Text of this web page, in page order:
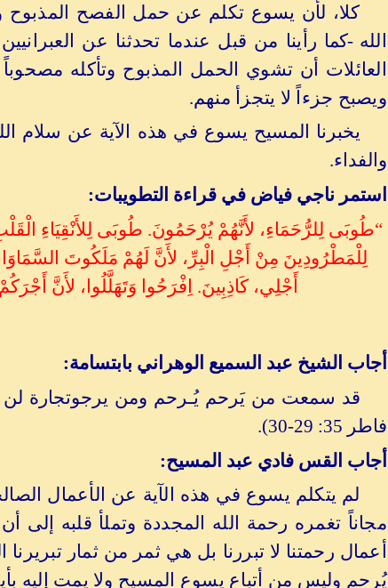
كلا، لأن يسوع تكلم عن حمل الفصح
الله -كما رأينا من قبل عندما تحدثنا عن
العائلات أن تشوي الحمل المذبوح وتأكله
ويصبح جزءاً لا يتجزأ منهم.
يخبرنا المسيح يسوع في هذه الآية عن سلام
والفداء.
استمر ناجي فياض في قراءة التطويبات:
“طُوبَى لِلرُّحَمَاءِ، لأَنَّهُمْ يُرْحَمُونَ. طُوبَى لِلأَنْقِيَاءِ
لِلْمَطْرُودِينَ مِنْ أَجْلِ الْبِرِّ، لأَنَّ لَهُمْ مَلَكُوتَ
أَجْلِي، كَاذِبِينَ. اِفْرَحُوا وَتَهَلَّلُوا، لأَنَّ
أجاب الشيخ عبد السميع الوهراني بابتسامة:
قد سمعت من يَرحم يُـرحم ومن يرجوتجارة لن
فاطر 35: 29-30).
أجاب القس فادي عبد المسيح:
لم يتكلم يسوع في هذه الآية عن الأعمال
مجاناً تغمره رحمة الله المجددة وتملأ قلبه إلى
أعمال رحمتنا لا تبررنا بل هي ثمر من ثمار
يُرحم وليس من أتباع يسوع المسيح ولا يمت إليه